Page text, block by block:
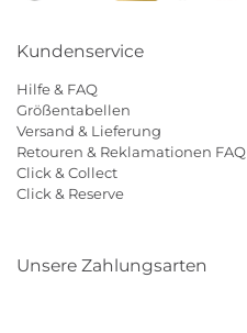
Kundenservice
Hilfe & FAQ
Größentabellen
Versand & Lieferung
Retouren & Reklamationen FAQ
Click & Collect
Click & Reserve
Unsere Zahlungsarten